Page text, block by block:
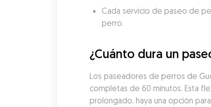
Cada servicio de paseo de
perro.
¿Cuánto dura un
Los paseadores de perros de
completas de 60 minutos. Esta
prolongado, haya una opción